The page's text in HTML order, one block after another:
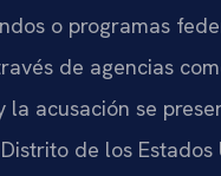
o programas
de agencias
la acusación se
de los Estados